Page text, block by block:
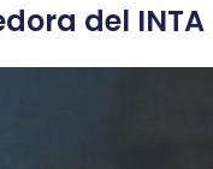
del INTA